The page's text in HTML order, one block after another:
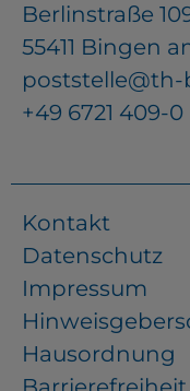
Berlinstraße
55411 Bingen
+49 6721 409-0
Kontakt
Datenschutz
Impressum
Hausordnung